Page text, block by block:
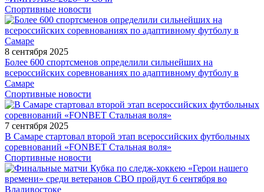
Спортивные новости
8 сентября 2025
Более 600 спортсменов определили сильнейших на
всероссийских соревнованиях по адаптивному футболу в
Самаре
Спортивные новости
7 сентября 2025
В Самаре стартовал второй этап всероссийских футбольных
соревнований «FONBET Стальная воля»
Спортивные новости